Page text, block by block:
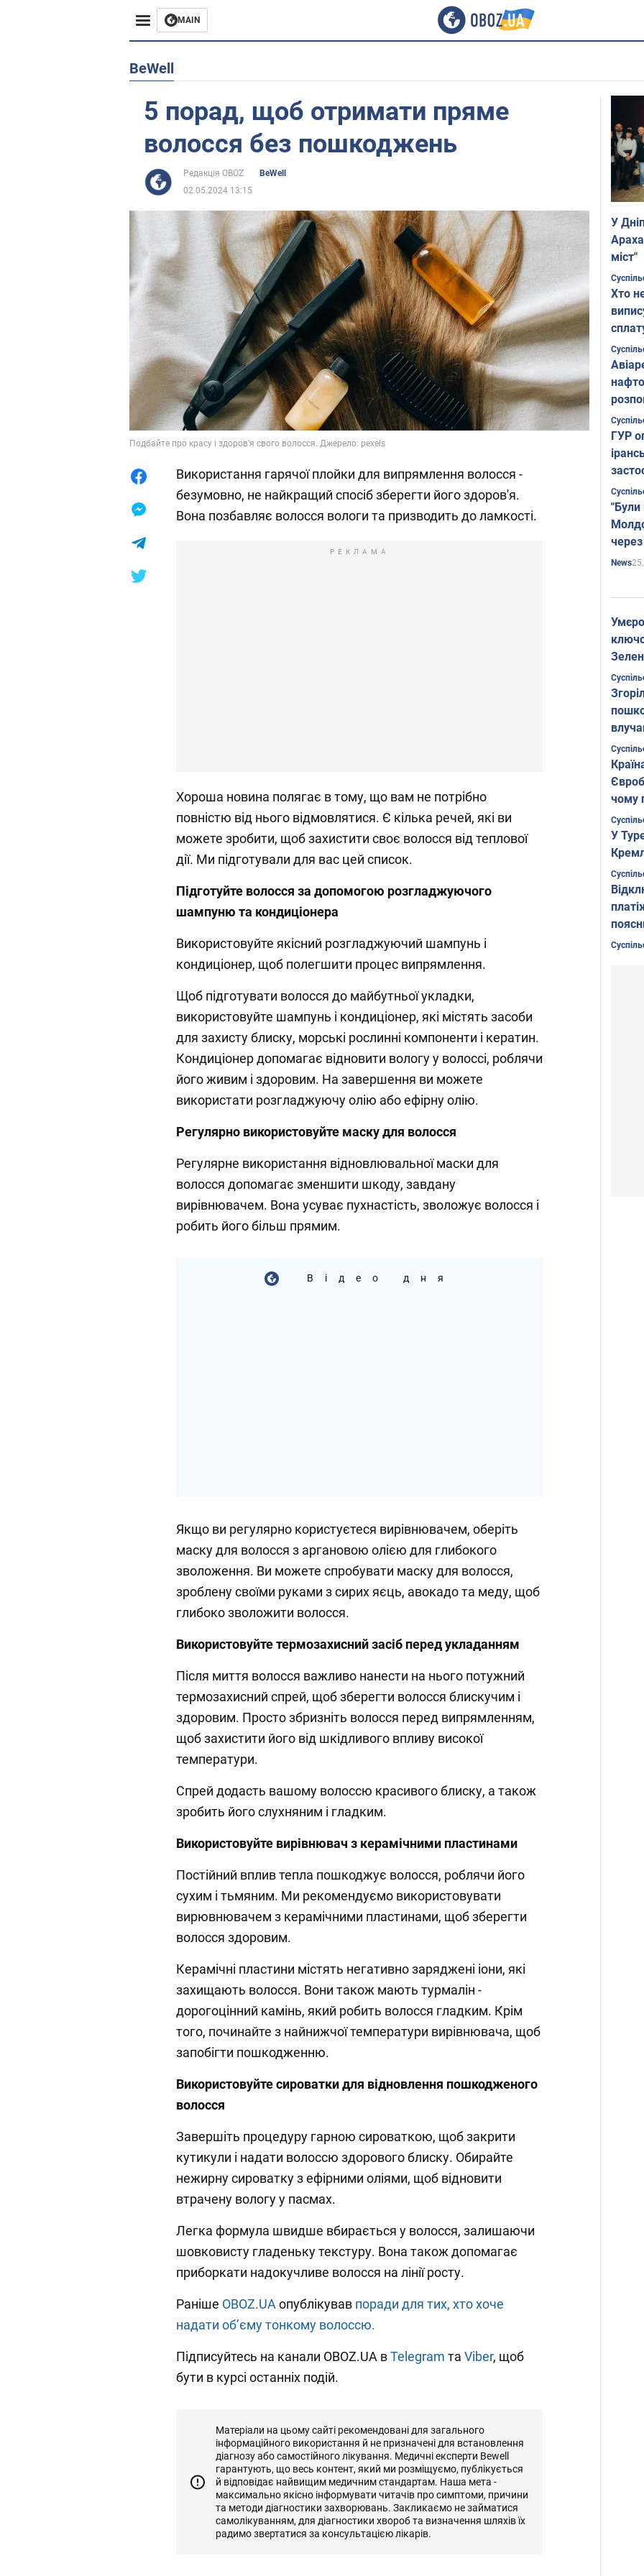
MAIN
Європа
Африка
Лайфхаки
BeWell
5 порад, щоб отримати пряме
волосся без пошкоджень
Редакція OBOZ
BeWell
02.05.2024 13:15
Подбайте про красу і здоров'я свого волосся. Джерело: pexels
Використання гарячої плойки для випрямлення волосся -
безумовно, не найкращий спосіб зберегти його здоров'я.
Вона позбавляє волосся вологи та призводить до ламкості.
РЕКЛАМА
Хороша новина полягає в тому, що вам не потрібно
повністю від нього відмовлятися. Є кілька речей, які ви
можете зробити, щоб захистити своє волосся від теплової
дії. Ми підготували для вас цей список.
Підготуйте волосся за допомогою розгладжуючого
шампуню та кондиціонера
Використовуйте якісний розгладжуючий шампунь і
кондиціонер, щоб полегшити процес випрямлення.
Щоб підготувати волосся до майбутньої укладки,
використовуйте шампунь і кондиціонер, які містять засоби
для захисту блиску, морські рослинні компоненти і кератин.
Кондиціонер допомагає відновити вологу у волоссі, роблячи
його живим і здоровим. На завершення ви можете
використати розгладжуючу олію або ефірну олію.
Регулярно використовуйте маску для волосся
Регулярне використання відновлювальної маски для
волосся допомагає зменшити шкоду, завдану
вирівнювачем. Вона усуває пухнастість, зволожує волосся і
робить його більш прямим.
Відео дня
Якщо ви регулярно користуєтеся вирівнювачем, оберіть
маску для волосся з аргановою олією для глибокого
зволоження. Ви можете спробувати маску для волосся,
зроблену своїми руками з сирих яєць, авокадо та меду, щоб
глибоко зволожити волосся.
Використовуйте термозахисний засіб перед укладанням
Після миття волосся важливо нанести на нього потужний
термозахисний спрей, щоб зберегти волосся блискучим і
здоровим. Просто збризніть волосся перед випрямленням,
щоб захистити його від шкідливого впливу високої
температури.
Спрей додасть вашому волоссю красивого блиску, а також
зробить його слухняним і гладким.
Використовуйте вирівнювач з керамічними пластинами
Постійний вплив тепла пошкоджує волосся, роблячи його
сухим і тьмяним. Ми рекомендуємо використовувати
вирювнювачем з керамічними пластинами, щоб зберегти
волосся здоровим.
Керамічні пластини містять негативно заряджені іони, які
захищають волосся. Вони також мають турмалін -
дорогоцінний камінь, який робить волосся гладким. Крім
того, починайте з найнижчої температури вирівнювача, щоб
запобігти пошкодженню.
Використовуйте сироватки для відновлення пошкодженого
волосся
Завершіть процедуру гарною сироваткою, щоб закрити
кутикули і надати волоссю здорового блиску. Обирайте
нежирну сироватку з ефірними оліями, щоб відновити
втрачену вологу у пасмах.
Легка формула швидше вбирається у волосся, залишаючи
шовковисту гладеньку текстуру. Вона також допомагає
приборкати надокучливе волосся на лінії росту.
Раніше OBOZ.UAопублікував поради для тих, хто хоче
надати об’єму тонкому волоссю.
Підписуйтесь на канали OBOZ.UA вTelegram та Viber, щоб
бути в курсі останніх подій.
Матеріали на цьому сайті рекомендовані для загального
інформаційного використання й не призначені для встановлення
діагнозу або самостійного лікування. Медичні експерти Bewell
гарантують, що весь контент, який ми розміщуємо, публікується
й відповідає найвищим медичним стандартам. Наша мета -
максимально якісно інформувати читачів про симптоми, причини
та методи діагностики захворювань. Закликаємо не займатися
самолікуванням, для діагностики хвороб та визначення шляхів їх
радимо звертатися за консультацією лікарів.
У
міст"
Хто
ГУР
"Були
News
Фото
чому
У